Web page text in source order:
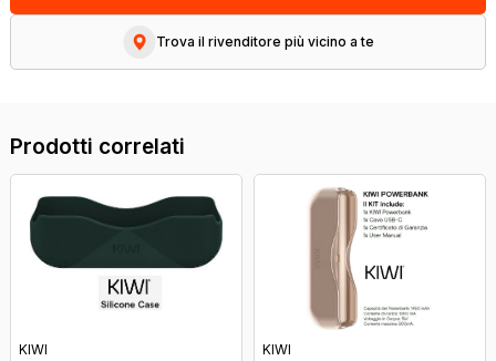
Trova il rivenditore più vicino a te
Prodotti correlati
KIWI KIWI